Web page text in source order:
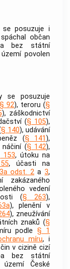
se posuzuje i
občan
bez státní
povolen
se posuzuje
§ 92), teroru (§
), záškodnictví
(§ 105),
§ 140), udávání
(§ 141),
náčiní (§ 142),
153, útoku na
, účasti na
odst. 2a 3,
zakázaného
vedení
(§ 263),
), plenění v
), zneužívání
znaků (§
podle§ 1
míru, i
v cizině cizí
bez státní
České